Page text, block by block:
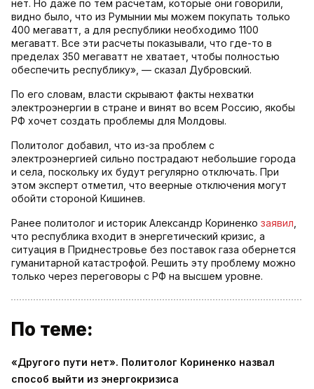
нет. Но даже по тем расчетам, которые они говорили,
видно было, что из Румынии мы можем покупать только
400 мегаватт, а для республики необходимо 1100
мегаватт. Все эти расчеты показывали, что где-то в
пределах 350 мегаватт не хватает, чтобы полностью
обеспечить республику», — сказал Дубровский.
По его словам, власти скрывают факты нехватки
электроэнергии в стране и винят во всем Россию, якобы
РФ хочет создать проблемы для Молдовы.
Политолог добавил, что из-за проблем с
электроэнергией сильно пострадают небольшие города
и села, поскольку их будут регулярно отключать. При
этом эксперт отметил, что веерные отключения могут
обойти стороной Кишинев.
Ранее политолог и историк Александр Кориненко заявил
что республика входит в энергетический кризис, а
ситуация в Приднестровье без поставок газа обернется
гуманитарной катастрофой. Решить эту проблему можно
только через переговоры с РФ на высшем уровне.
По теме:
«Другого пути нет». Политолог Кориненко назвал
способ выйти из энергокризиса